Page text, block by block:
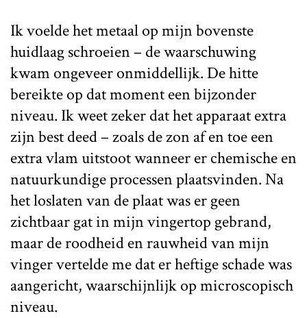
Ik voelde het metaal op mijn bovenste
huidlaag schroeien – de waarschuwing
kwam ongeveer onmiddellijk. De hitte
bereikte op dat moment een bijzonder
niveau. Ik weet zeker dat het apparaat extra
zijn best deed – zoals de zon af en toe een
extra vlam uitstoot wanneer er chemische en
natuurkundige processen plaatsvinden. Na
het loslaten van de plaat was er geen
zichtbaar gat in mijn vingertop gebrand,
maar de roodheid en rauwheid van mijn
vinger vertelde me dat er heftige schade was
aangericht, waarschijnlijk op microscopisch
niveau.